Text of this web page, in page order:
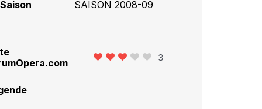
Saison SAISON 2008-09
3